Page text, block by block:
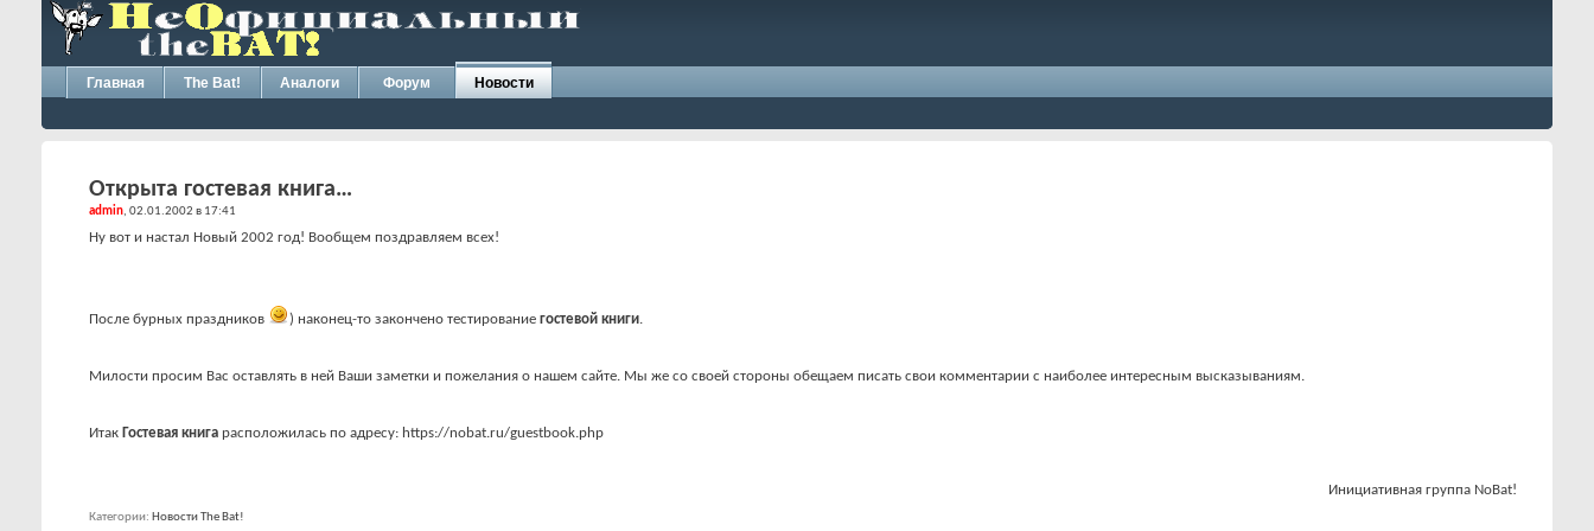
Главная The Bat! Аналоги Форум Новости
Открыта гостевая книга…
admin, 02.01.2002 в 17:41
Ну вот и настал Новый 2002 год! Вообщем поздравляем всех!
После бурных праздников ) наконец-то закончено тестирование гостевой книги.
Милости просим Вас оставлять в ней Ваши заметки и пожелания о нашем сайте. Мы же со своей стороны обещаем писать свои комментарии с наиболее интересным высказываниям.
Итак Гостевая книга расположилась по адресу: https://nobat.ru/guestbook.php
Инициативная группа NoBat!
Категории Новости The Bat!